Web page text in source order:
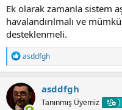
Ek olarak zamanla sistem
havalandırılmalı ve
desteklenmeli.
T
e
p
k
i
l
asddfgh
asddfgh
Tanınmış Üyemiz